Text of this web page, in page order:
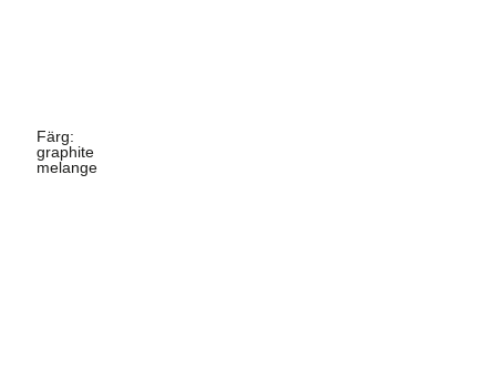
Färg:
graphite
melange